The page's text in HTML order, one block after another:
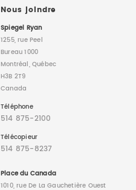
Nous joindre
Spiegel Ryan
1255, rue Peel
Bureau 1000
Montréal, Québec
H3B 2T9
Canada
Téléphone
514 875-2100
Télécopieur
514 875-8237
Place du Canada
1010, rue De La Gauchetière Ouest